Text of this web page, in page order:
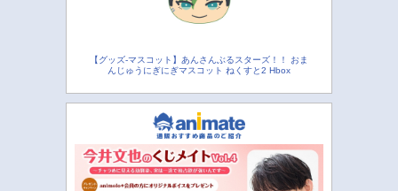
【グッズ-マスコット】あんさんぶるスターズ！！ おま
んじゅうにぎにぎマスコット ねくすと2 Hbox